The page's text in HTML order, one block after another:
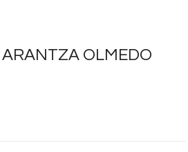
ARANTZA OLMEDO